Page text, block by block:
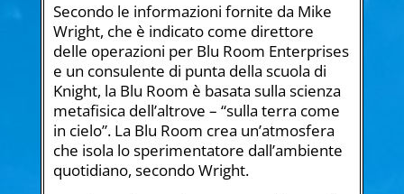
Secondo le informazioni fornite da Mike
Wright, che è indicato come direttore
delle operazioni per Blu Room Enterprises
e un consulente di punta della scuola di
Knight, la Blu Room è basata sulla scienza
metafisica dell’altrove – “sulla terra come
in cielo”. La Blu Room crea un’atmosfera
che isola lo sperimentatore dall’ambiente
quotidiano, secondo Wright.